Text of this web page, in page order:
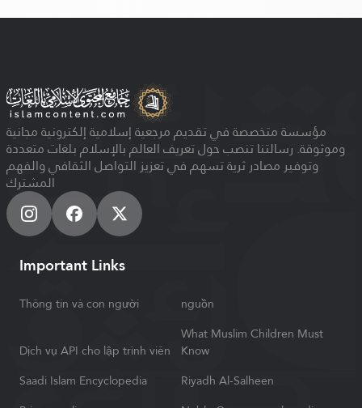
مؤسسة متخصصة في تقديم مرجعية إسلامية إلكترونية مجانية
وموثوقة. رسالتنا تنصب حول تعريف العالم بالإسلام بلغات متعددة
وتوفير مصادر ثرية تسهم في تعزيز التواصل الثقافي والفهم
المشترك
Important Links
Thông tin và con người nguồn
Dịch vụ API cho lập trình viên
What Muslim Children Must
Know
Saadi Islam Encyclopedia
Riyadh Al-Salheen